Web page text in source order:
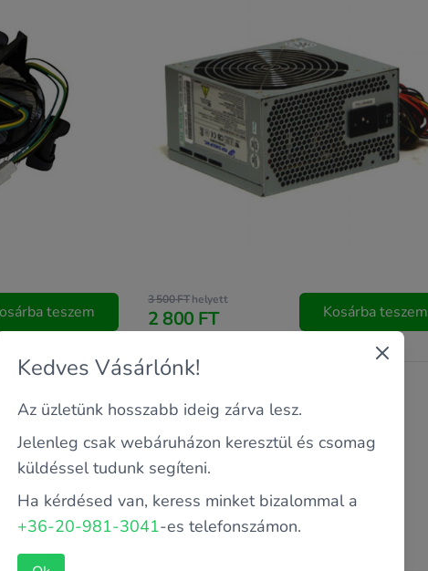
teszem
3 500 FThelyett
2 800 FT Kosárba teszem
ÚJ DELL qwertz német USB billentyűzet
Kedves Vásárlónk!
Az üzletünk hosszabb ideig zárva lesz.
Jelenleg csak webáruházon keresztül és csomag
küldéssel tudunk segíteni.
Ha kérdésed van, keress minket bizalommal a
+36-20-981-3041-es telefonszámon.